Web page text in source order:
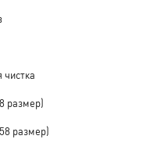
размер)
размер)